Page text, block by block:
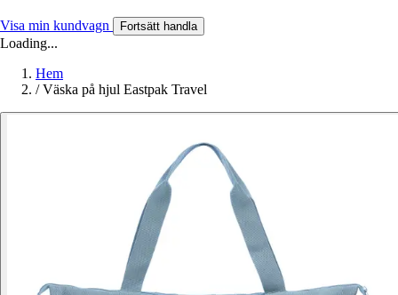
Visa min kundvagn Fortsätt handla
Loading...
Hem
/ Väska på hjul Eastpak Travel